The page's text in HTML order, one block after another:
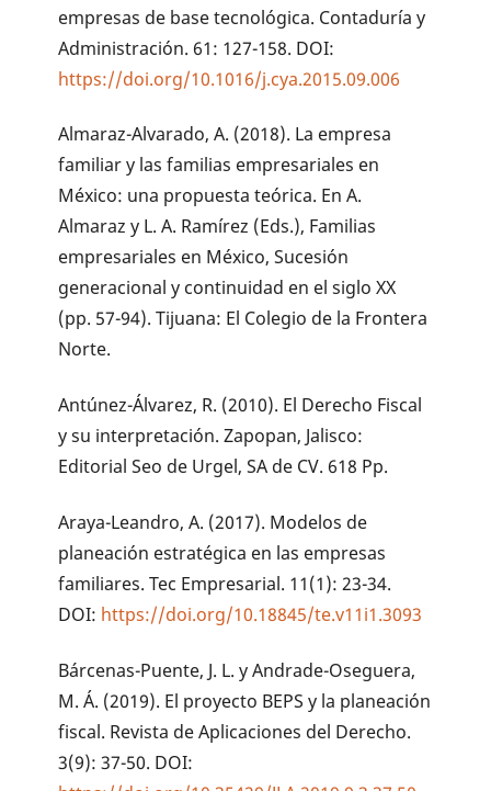
empresas de base tecnológica. Contaduría y
Administración. 61: 127-158. DOI:
https://doi.org/10.1016/j.cya.2015.09.006
Almaraz-Alvarado, A. (2018). La empresa
familiar y las familias empresariales en
México: una propuesta teórica. En A.
Almaraz y L. A. Ramírez (Eds.), Familias
empresariales en México, Sucesión
generacional y continuidad en el siglo XX
(pp. 57-94). Tijuana: El Colegio de la Frontera
Norte.
Antúnez-Álvarez, R. (2010). El Derecho Fiscal
y su interpretación. Zapopan, Jalisco:
Editorial Seo de Urgel, SA de CV. 618 Pp.
Araya-Leandro, A. (2017). Modelos de
planeación estratégica en las empresas
familiares. Tec Empresarial. 11(1): 23-34.
DOI: https://doi.org/10.18845/te.v11i1.3093
Bárcenas-Puente, J. L. y Andrade-Oseguera,
M. Á. (2019). El proyecto BEPS y la planeación
fiscal. Revista de Aplicaciones del Derecho.
3(9): 37-50. DOI: